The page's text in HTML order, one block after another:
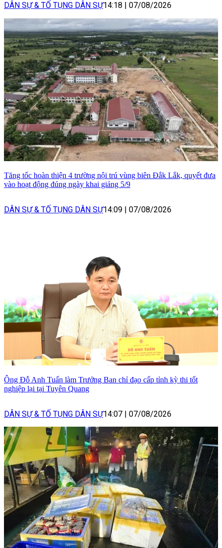
DÂN SỰ & TỐ TỤNG DÂN SỰ14:18 07/08/2026
Tăng tốc hoàn thiện 4 trường nội trú vùng biên Đắk Lắk, quyết đưa
vào hoạt động đúng ngày khai giảng 5/9
DÂN SỰ & TỐ TỤNG DÂN SỰ14:09 07/08/2026
Ông Đỗ Anh Tuấn làm Trưởng Ban chỉ đạo cấp tỉnh kỳ thi tốt
nghiệp lại tại Tuyên Quang
DÂN SỰ & TỐ TỤNG DÂN SỰ14:07 07/08/2026